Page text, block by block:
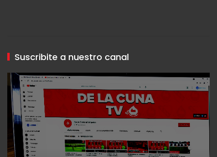
Suscribite a nuestro canal